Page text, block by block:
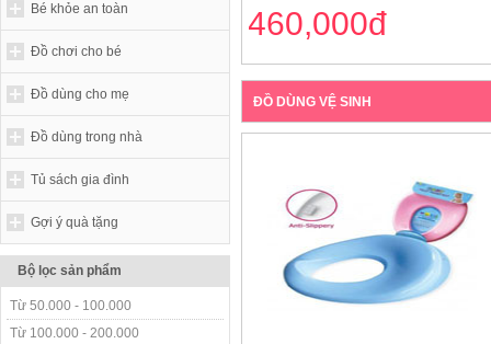
Bé khỏe an toàn
Đồ chơi cho bé
Đồ dùng cho mẹ
Đồ dùng trong nhà
Tủ sách gia đình
Gợi ý quà tặng
Bộ lọc sản phẩm
Từ 50.000 - 100.000
Từ 100.000 - 200.000
460,000đ
ĐỒ DÙNG VỆ SINH